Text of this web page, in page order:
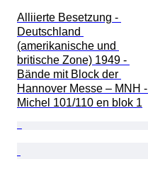
Alliierte Besetzung -
Deutschland
(amerikanische und
britische Zone) 1949 -
Bände mit Block der
Hannover Messe – MNH -
Michel 101/110 en blok 1